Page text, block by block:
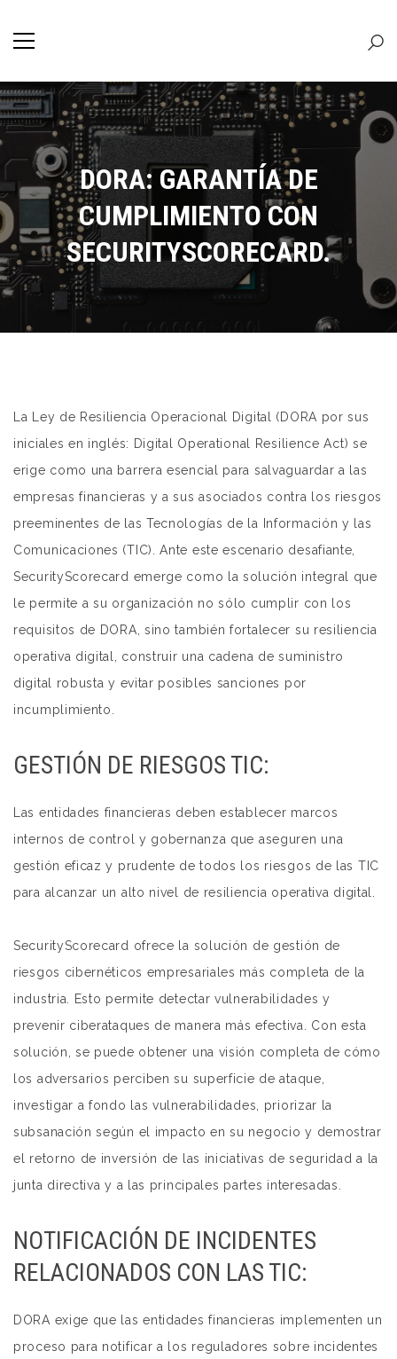
DORA: GARANTÍA DE
CUMPLIMIENTO CON
SECURITYSCORECARD.
La Ley de Resiliencia Operacional Digital (DORA por sus
iniciales en inglés: Digital Operational Resilience Act) se
erige como una barrera esencial para salvaguardar a las
empresas financieras y a sus asociados contra los riesgos
preeminentes de las Tecnologías de la Información y las
Comunicaciones (TIC). Ante este escenario desafiante,
SecurityScorecard emerge como la solución integral que
le permite a su organización no sólo cumplir con los
requisitos de DORA, sino también fortalecer su resiliencia
operativa digital, construir una cadena de suministro
digital robusta y evitar posibles sanciones por
incumplimiento.
GESTIÓN DE RIESGOS TIC:
Las entidades financieras deben establecer marcos
internos de control y gobernanza que aseguren una
gestión eficaz y prudente de todos los riesgos de las TIC
para alcanzar un alto nivel de resiliencia operativa digital.
SecurityScorecard ofrece la solución de gestión de
riesgos cibernéticos empresariales más completa de la
industria. Esto permite detectar vulnerabilidades y
prevenir ciberataques de manera más efectiva. Con esta
solución, se puede obtener una visión completa de cómo
los adversarios perciben su superficie de ataque,
investigar a fondo las vulnerabilidades, priorizar la
subsanación según el impacto en su negocio y demostrar
el retorno de inversión de las iniciativas de seguridad a la
junta directiva y a las principales partes interesadas.
NOTIFICACIÓN DE INCIDENTES
RELACIONADOS CON LAS TIC:
DORA exige que las entidades financieras implementen un
proceso para notificar a los reguladores sobre incidentes